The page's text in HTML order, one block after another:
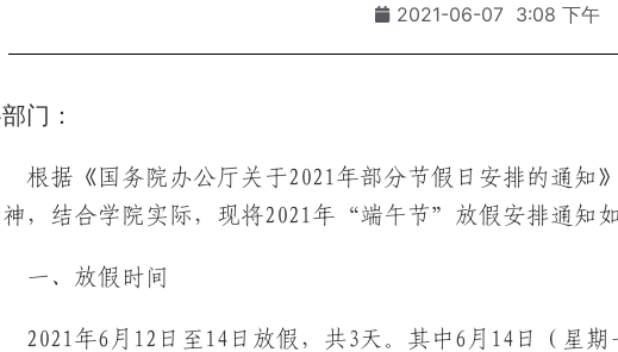
2021-06-07 3:08 下午
门：
根据《国务院办公厅关于2021年部分节假日安排的通知
，结合学院实际，现将2021年“端午节”放假安排通知如
一、放假时间
2021年6月12日至14日放假，共3天。其中6月14日（星